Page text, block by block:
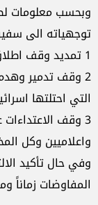
وبحسب معلومات
توجهياته الى
1 تمديد وقف اطلاق النار بين العشرين والاربعين يوماً
2 وقف تدمير
التي احتلتها
3 وقف
واعلاميين وكل
وفي حال تأكيد
المفاوضات زماناً